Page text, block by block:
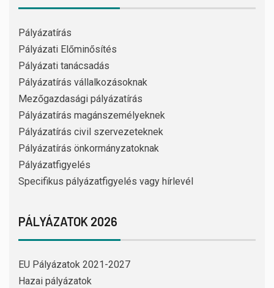
Pályázatírás
Pályázati Előminősítés
Pályázati tanácsadás
Pályázatírás vállalkozásoknak
Mezőgazdasági pályázatírás
Pályázatírás magánszemélyeknek
Pályázatírás civil szervezeteknek
Pályázatírás önkormányzatoknak
Pályázatfigyelés
Specifikus pályázatfigyelés vagy hírlevél
PÁLYÁZATOK 2026
EU Pályázatok 2021-2027
Hazai pályázatok